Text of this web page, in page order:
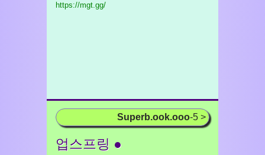
https://mgt.gg/
Superb.ook.ooo-5 >
업스프링 ●